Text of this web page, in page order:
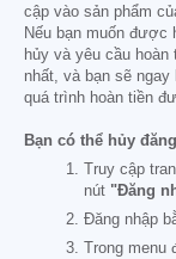
cập vào sản phẩm
Nếu bạn muốn được
hủy và yêu cầu
nhất, và bạn sẽ
quá trình hoàn tiền
Bạn có thể hủy
Truy cập
nút "Đăng
Đăng nhập
Trong